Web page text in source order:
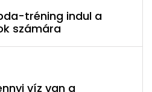
tréning indul a
számára
víz van a